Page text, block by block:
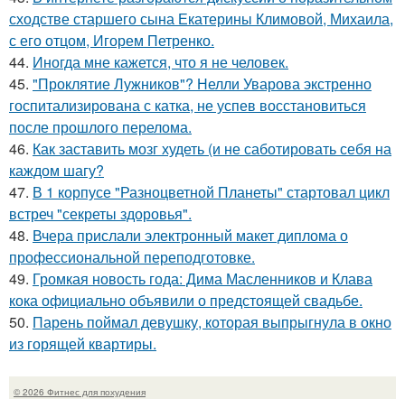
сходстве старшего сына Екатерины Климовой, Михаила,
с его отцом, Игорем Петренко.
44. Иногда мне кажется, что я не человек.
45. "Проклятие Лужников"? Нелли Уварова экстренно
госпитализирована с катка, не успев восстановиться
после прошлого перелома.
46. Как заставить мозг худеть (и не саботировать себя на
каждом шагу?
47. В 1 корпусе "Разноцветной Планеты" стартовал цикл
встреч "секреты здоровья".
48. Вчера прислали электронный макет диплома о
профессиональной переподготовке.
49. Громкая новость года: Дима Масленников и Клава
кока официально объявили о предстоящей свадьбе.
50. Парень поймал девушку, которая выпрыгнула в окно
из горящей квартиры.
© 2026 Фитнес для похудения